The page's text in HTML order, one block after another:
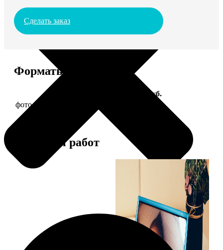
Сделать заказ
Форматы и цены
Цена, руб.
фото 10х10 в деревянной рамке
Примеры работ